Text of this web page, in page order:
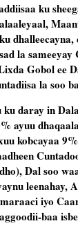
ku
la
Gobol ee
la soo
daray in
ayuu
kobcayaa
Dal soo
leenahay,
iyo
baa